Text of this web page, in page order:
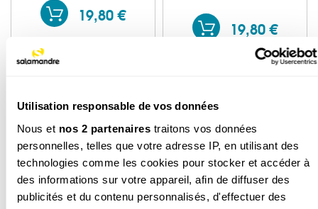
Utilisation responsable de vos données
Nous et nos 2 partenairestraitons vos données
personnelles, telles que votre adresse IP, en utilisant des
technologies comme les cookies pour stocker et accéder à
des informations sur votre appareil, afin de diffuser des
publicités et du contenu personnalisés, d'effectuer des
19,80 €
19,80 €